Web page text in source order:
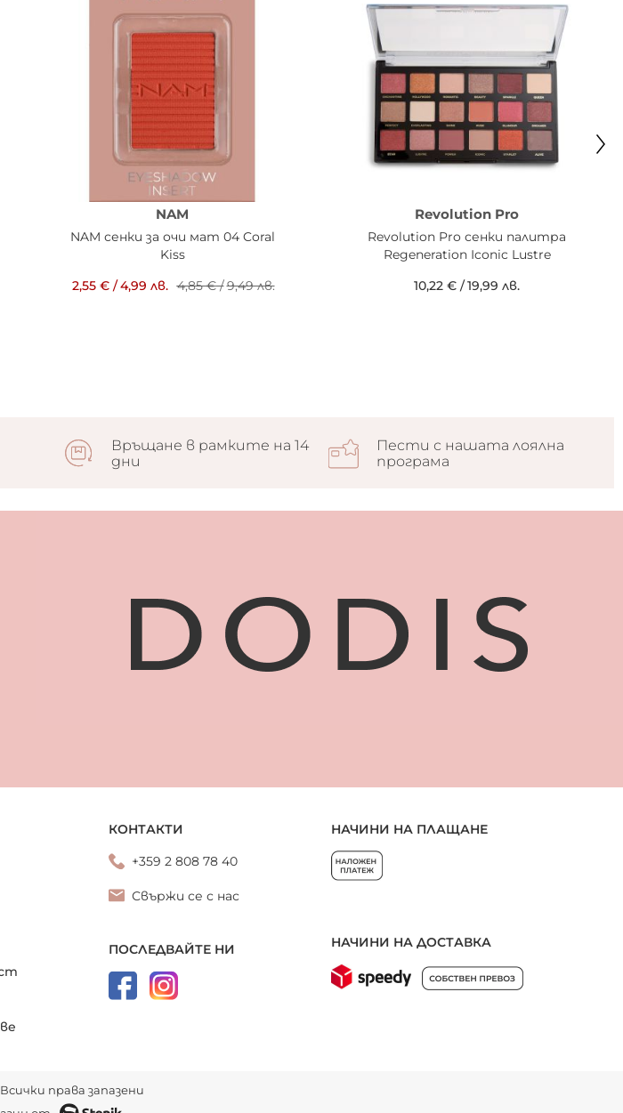
NAM
NAM сенки за очи мат 04 Coral
Kiss
2,55 €/4,99 лв. 4,85 €/9,49 лв.
Revolution Pro
Revolution Pro сенки палитра
Regeneration Iconic Lustre
10,22 € /19,99 лв.
Връщане в рамките на 14
дни
Пести с нашата лоялна
програма
КОНТАКТИ
+359 2 808 78 40
Свържи се с нас
ПОСЛЕДВАЙТЕ НИ
НАЧИНИ НА ПЛАЩАНЕ
НАЧИНИ НА ДОСТАВКА
права запазени